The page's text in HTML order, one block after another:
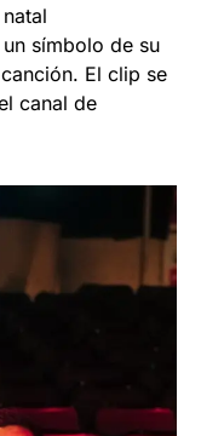
símbolo de su
El clip se
canal de